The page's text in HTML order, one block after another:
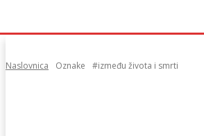
Naslovnica Oznake #između života i smrti